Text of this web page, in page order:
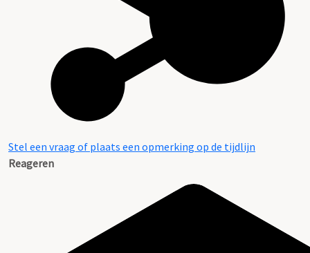
Stel een vraag of plaats een opmerking op de tijdlijn
Reageren